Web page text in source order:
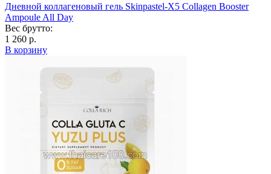
Дневной коллагеновый гель Skinpastel-X5 Collagen Booster
Ampoule All Day
Вес брутто:
1 260 р.
В корзину